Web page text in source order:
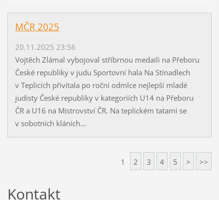
MČR 2025
20.11.2025 23:56
Vojtěch Zlámal vybojoval stříbrnou medaili na Přeboru
České republiky v judu Sportovní hala Na Stínadlech
v Teplicích přivítala po roční odmlce nejlepší mladé
judisty České republiky v kategoriích U14 na Přeboru
ČR a U16 na Mistrovství ČR. Na teplickém tatami se
v sobotních kláních...
1 2 3 4 5 > >>
Kontakt